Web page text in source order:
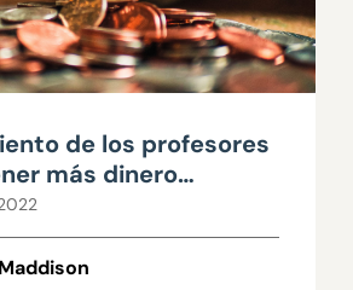
de los profesores
más dinero